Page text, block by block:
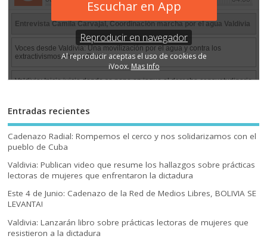
Entradas recientes
Cadenazo Radial: Rompemos el cerco y nos solidarizamos con el
pueblo de Cuba
Valdivia: Publican video que resume los hallazgos sobre prácticas
lectoras de mujeres que enfrentaron la dictadura
Este 4 de Junio: Cadenazo de la Red de Medios Libres, BOLIVIA SE
LEVANTA!
Valdivia: Lanzarán libro sobre prácticas lectoras de mujeres que
resistieron a la dictadura